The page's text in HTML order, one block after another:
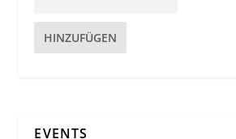
HINZUFÜGEN
EVENTS